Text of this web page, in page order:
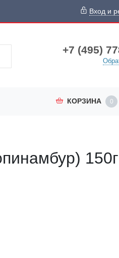
Вход и
+7 (495)
КОРЗИНА 0
150г